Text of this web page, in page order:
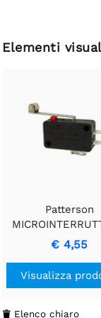
Elementi
Patterson
12A con Leva
Rullo
€ 4,55
Visualizza
 Elenco chiaro